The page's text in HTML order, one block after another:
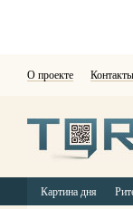
О проекте Контакты
Картина дня